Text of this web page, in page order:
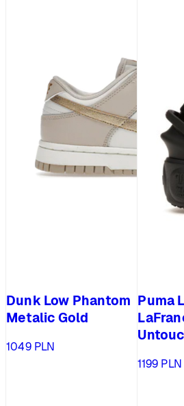
Dunk Low Phantom
Metalic Gold
1049 PLN
Puma
1199 PLN